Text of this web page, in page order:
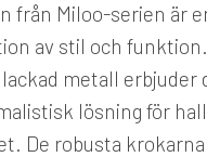
från Miloo-serien är
av stil och
metall erbjuder
lösning för
De robusta